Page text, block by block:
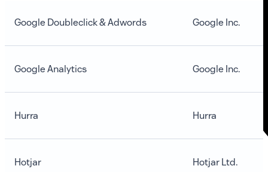
Google Doubleclick & Adwords Google Inc.
Google Analytics Google Inc.
Hurra Hurra
Hotjar Hotjar Ltd.